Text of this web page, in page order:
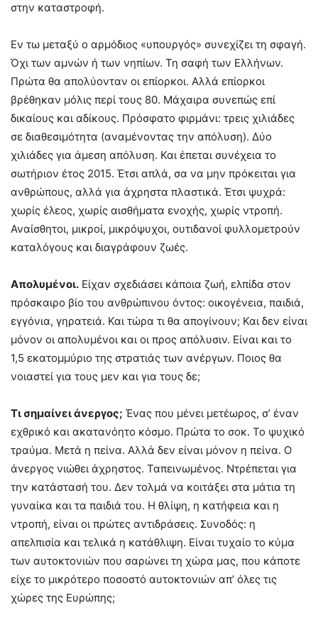
στην καταστροφή.
Εν τω μεταξύ ο αρμόδιος «υπουργός» συνεχίζει τη σφαγή.
Όχι των αμνών ή των νηπίων. Τη σαφή των Ελλήνων.
Πρώτα θα απολύονταν οι επίορκοι. Αλλά επίορκοι
βρέθηκαν μόλις περί τους 80. Μάχαιρα συνεπώς επί
δικαίους και αδίκους. Πρόσφατο φιρμάνι: τρεις χιλιάδες
σε διαθεσιμότητα (αναμένοντας την απόλυση). Δύο
χιλιάδες για άμεση απόλυση. Και έπεται συνέχεια το
σωτήριον έτος 2015. Έτσι απλά, σα να μην πρόκειται για
ανθρώπους, αλλά για άχρηστα πλαστικά. Έτσι ψυχρά:
χωρίς έλεος, χωρίς αισθήματα ενοχής, χωρίς ντροπή.
Αναίσθητοι, μικροί, μικρόψυχοι, ουτιδανοί φυλλομετρούν
καταλόγους και διαγράφουν ζωές.
Απολυμένοι. Είχαν σχεδιάσει κάποια ζωή, ελπίδα στον
πρόσκαιρο βίο του ανθρώπινου όντος: οικογένεια, παιδιά,
εγγόνια, γηρατειά. Και τώρα τι θα απογίνουν; Και δεν είναι
μόνον οι απολυμένοι και οι προς απόλυσιν. Είναι και το
1,5 εκατομμύριο της στρατιάς των ανέργων. Ποιος θα
νοιαστεί για τους μεν και για τους δε;
Τι σημαίνει άνεργος; Ένας που μένει μετέωρος, σ’ έναν
εχθρικό και ακατανόητο κόσμο. Πρώτα το σοκ. Το ψυχικό
τραύμα. Μετά η πείνα. Αλλά δεν είναι μόνον η πείνα. Ο
άνεργος νιώθει άχρηστος. Ταπεινωμένος. Ντρέπεται για
την κατάστασή του. Δεν τολμά να κοιτάξει στα μάτια τη
γυναίκα και τα παιδιά του. Η θλίψη, η κατήφεια και η
ντροπή, είναι οι πρώτες αντιδράσεις. Συνοδός: η
απελπισία και τελικά η κατάθλιψη. Είναι τυχαίο το κύμα
των αυτοκτονιών που σαρώνει τη χώρα μας, που κάποτε
είχε το μικρότερο ποσοστό αυτοκτονιών απ’ όλες τις
χώρες της Ευρώπης;